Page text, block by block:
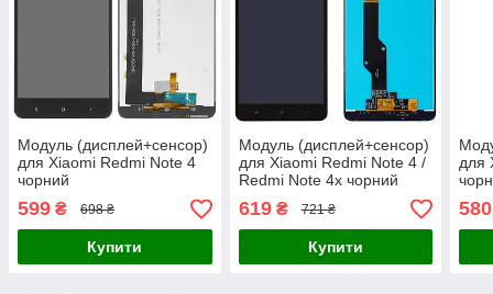
Модуль (дисплей+сенсор)
для Xiaomi Redmi Note 4
чорний
599 ₴ 698 ₴
Купити
Модуль (дисплей+сенсор)
для Xiaomi Redmi Note 4 /
Redmi Note 4x чорний
619₴ 721 ₴
Купити
для
580